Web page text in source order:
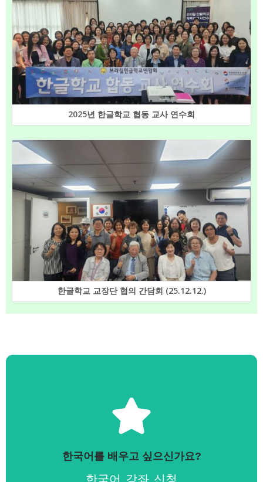
2025년 한글학교 협동 교사 연수회
한글학교 교장단 협의 간담회 (25.12.12.)
한국어를 배우고 싶으신가요?
한국어 강좌 신청